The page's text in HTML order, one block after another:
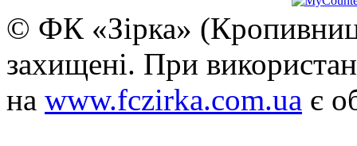
© ФК «Зірка»
захищені. При
на www.fczirka.com.ua є